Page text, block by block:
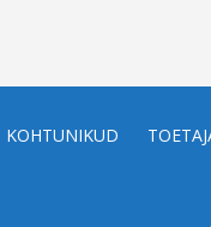
KOHTUNIKUD